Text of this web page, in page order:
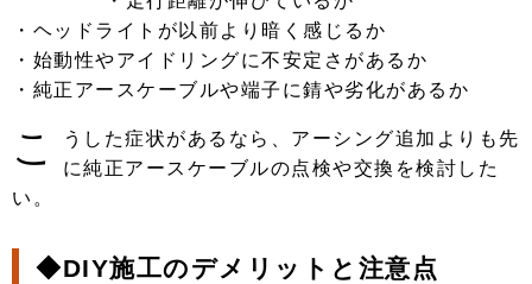
・ヘッドライトが以前より暗く感じるか
・始動性やアイドリングに不安定さがあるか
・純正アースケーブルや端子に錆や劣化があるか
こ
うした症状があるなら、アーシング追加よりも先
に純正アースケーブルの点検や交換を検討した
い。
◆DIY施工のデメリットと注意点